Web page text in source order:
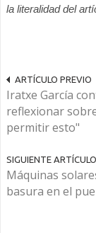
la literalidad del
ARTÍCULO PREVIO
Iratxe García
reflexionar
permitir esto"
SIGUIENTE ARTÍCULO
Máquinas
basura en el